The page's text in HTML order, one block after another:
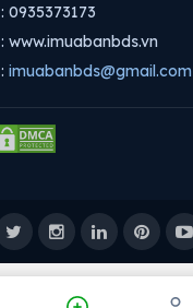
: 0935373173
: www.imuabanbds.vn
: imuabanbds@gmail.com